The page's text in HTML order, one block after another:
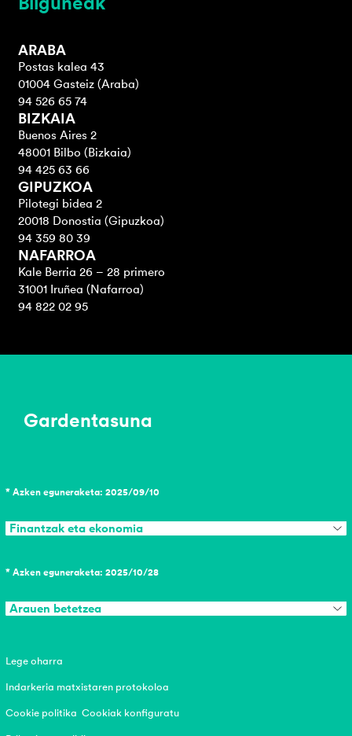
ARABA
Postas kalea 43
01004 Gasteiz (Araba)
94 526 65 74
BIZKAIA
Buenos Aires 2
48001 Bilbo (Bizkaia)
94 425 63 66
GIPUZKOA
Pilotegi bidea 2
20018 Donostia (Gipuzkoa)
94 359 80 39
NAFARROA
Kale Berria 26 – 28 primero
31001 Iruñea (Nafarroa)
94 822 02 95
Gardentasuna
* Azken eguneraketa: 2025/09/10
Finantzak eta ekonomia
* Azken eguneraketa: 2025/10/28
Arauen betetzea
Lege oharra
Indarkeria matxistaren protokoloa
Cookie politika Cookiak konfiguratu